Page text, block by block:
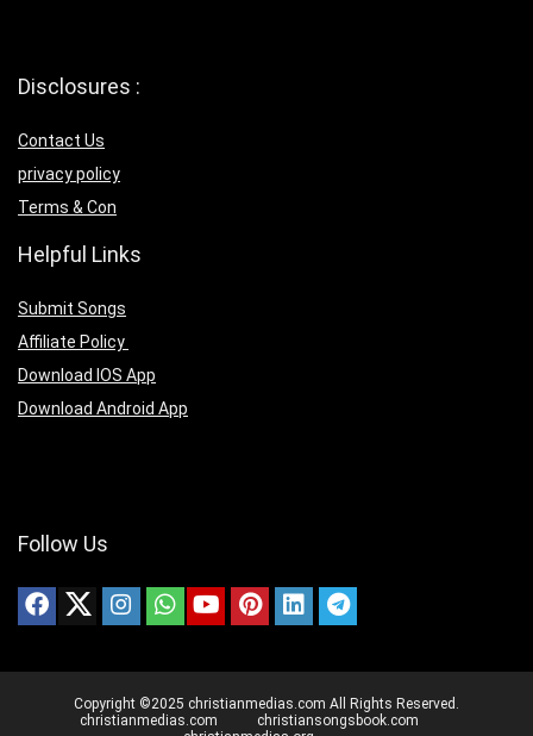
Disclosures :
Contact Us
privacy policy
Terms & Con
Helpful Links
Submit Songs
Affiliate Policy
Download IOS App
Download Android App
Follow Us
Copyright ©2025 christianmedias.com All Rights Reserved.
christianmedias.com
christiansongsbook.com